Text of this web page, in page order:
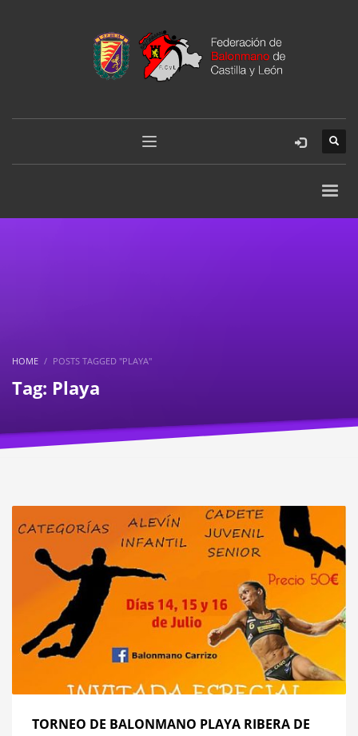
HOME POSTS TAGGED "PLAYA"
Tag: Playa
TORNEO DE BALONMANO PLAYA RIBERA DE